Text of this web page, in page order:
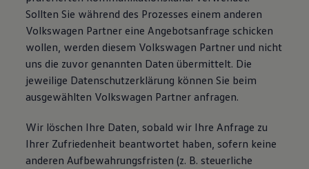
Sollten Sie während des Prozesses einem anderen
Volkswagen Partner eine Angebotsanfrage schicken
wollen, werden diesem Volkswagen Partner und nicht
uns die zuvor genannten Daten übermittelt. Die
jeweilige Datenschutzerklärung können Sie beim
ausgewählten Volkswagen Partner anfragen.
Wir löschen Ihre Daten, sobald wir Ihre Anfrage zu
Ihrer Zufriedenheit beantwortet haben, sofern keine
anderen Aufbewahrungsfristen (z. B. steuerliche